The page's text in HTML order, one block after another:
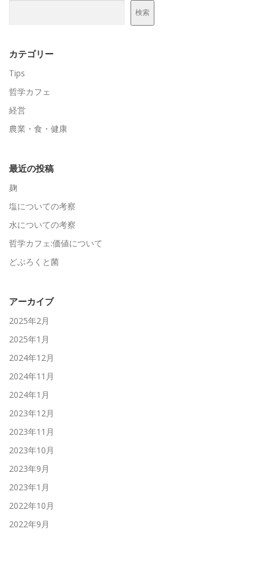
検索
カテゴリー
Tips
哲学カフェ
経営
農業・食・健康
最近の投稿
麹
塩についての考察
水についての考察
哲学カフェ:価値について
どぶろくと菌
アーカイブ
2025年2月
2025年1月
2024年12月
2024年11月
2024年1月
2023年12月
2023年11月
2023年10月
2023年9月
2023年1月
2022年10月
2022年9月